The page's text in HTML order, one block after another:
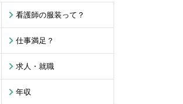
看護師の服装って？
仕事満足？
求人・就職
年収